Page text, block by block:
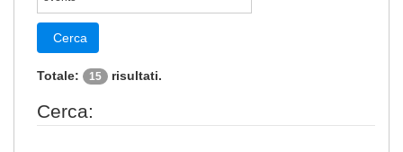
Cerca
Totale: 15 risultati.
Cerca: